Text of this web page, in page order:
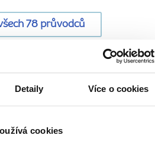
Detaily Více o cookies
cookies
78 průvodců
cíle
Francie